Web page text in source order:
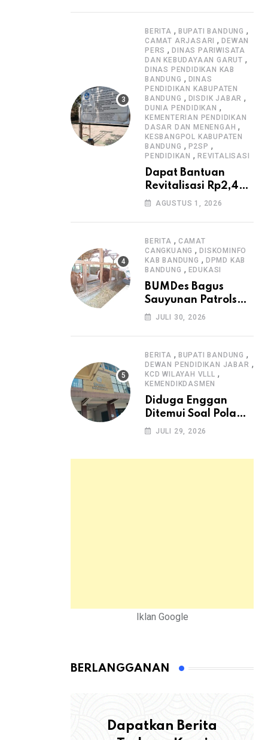
Pengawasan K3
BERITA , BUPATI BANDUNG ,
CAMAT ARJASARI ,DEWAN
PERS ,DINAS PARIWISATA
DAN KEBUDAYAAN GARUT ,
DINAS PENDIDIKAN KAB
BANDUNG , DINAS
PENDIDIKAN KABUPATEN
BANDUNG , DISDIK JABAR ,
DUNIA PENDIDIKAN ,
KEMENTERIAN PENDIDIKAN
DASAR DAN MENENGAH ,
KESBANGPOL KABUPATEN
BANDUNG , P2SP ,
PENDIDIKAN , REVITALISASI
Dapat Bantuan
Revitalisasi Rp2,4
Miliar, SMPN 1
Masyarakat Sambut
Antusias
AGUSTUS 1, 2026
BERITA , CAMAT
CANGKUANG ,DISKOMINFO
KAB BANDUNG , DPMD KAB
BANDUNG , EDUKASI
BUMDes Bagus
Sauyunan Patrolsari
Alokasikan 20
untuk Ketahanan
Pangan Hewani dan
Nabati
JULI 30, 2026
BERITA , BUPATI BANDUNG ,
DEWAN PENDIDIKAN JABAR ,
KCD WILAYAH VLLL ,
KEMENDIKDASMEN
Diduga Enggan
Ditemui Soal Pola
SPMB, Kepsek SMAN
JULI 29, 2026
Iklan Google
BERLANGGANAN
Dapatkan Berita